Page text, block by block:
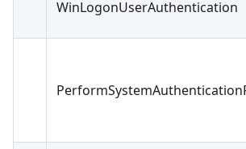
WinLogonUserAuthentication